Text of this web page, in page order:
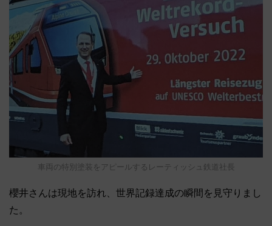
車両の特別塗装をアピールするレーティッシュ鉄道社長
櫻井さんは現地を訪れ、世界記録達成の瞬間を見守りまし
た。